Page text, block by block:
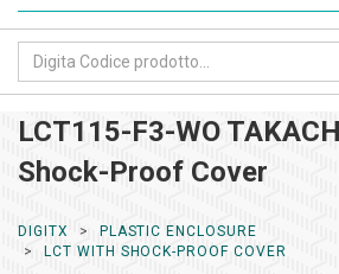
LCT115-F3-WO
Shock-Proof Cover
DIGITX
PLASTIC ENCLOSURE
LCT WITH SHOCK-PROOF COVER